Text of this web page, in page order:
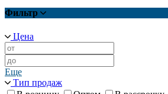
Фильтр
Цена
Еще
Тип продаж